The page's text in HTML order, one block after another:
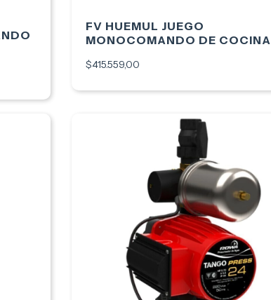
FV HUEMUL JUEGO
MONOCOMANDO DE COCINA
$415.559,00